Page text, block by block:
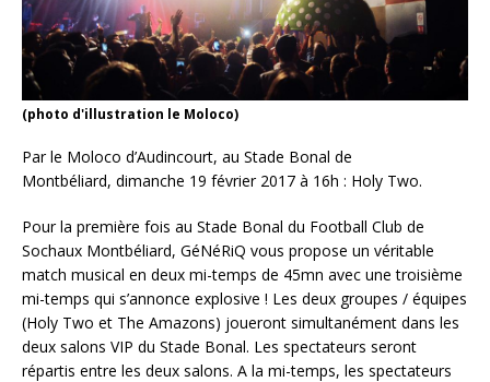
(photo d'illustration le Moloco)
Par le Moloco d’Audincourt, au Stade Bonal de
Montbéliard, dimanche 19 février 2017 à 16h : Holy Two.
Pour la première fois au Stade Bonal du Football Club de
Sochaux Montbéliard, GéNéRiQ vous propose un véritable
match musical en deux mi-temps de 45mn avec une troisième
mi-temps qui s’annonce explosive ! Les deux groupes / équipes
(Holy Two et The Amazons) joueront simultanément dans les
deux salons VIP du Stade Bonal. Les spectateurs seront
répartis entre les deux salons. A la mi-temps, les spectateurs